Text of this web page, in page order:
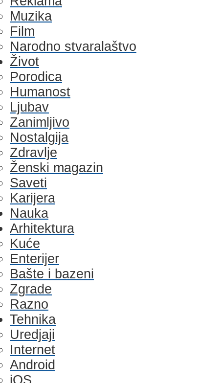
Muzika
Film
Narodno stvaralaštvo
Život
Porodica
Humanost
Ljubav
Zanimljivo
Nostalgija
Zdravlje
Ženski magazin
Saveti
Karijera
Nauka
Arhitektura
Kuće
Enterijer
Bašte i bazeni
Zgrade
Razno
Tehnika
Uredjaji
Internet
Android